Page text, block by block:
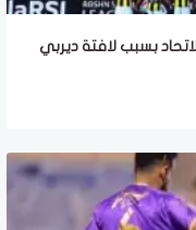
بسبب لافتة ديربي